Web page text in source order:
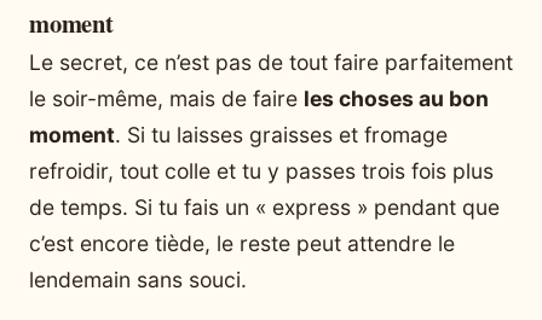
moment
Le secret, ce n’est pas de tout faire parfaitement
le soir-même, mais de faire les choses au bon
moment. Si tu laisses graisses et fromage
refroidir, tout colle et tu y passes trois fois plus
de temps. Si tu fais un « express » pendant que
c’est encore tiède, le reste peut attendre le
lendemain sans souci.